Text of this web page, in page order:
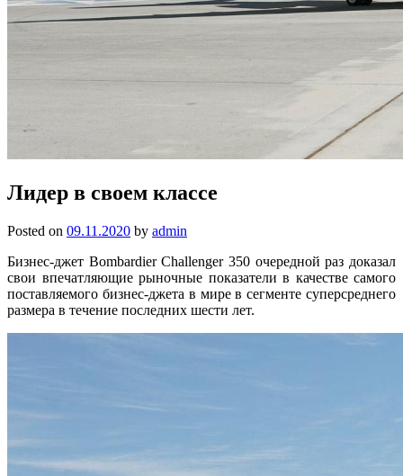
Лидер в своем классе
Posted on 09.11.2020 by admin
Бизнес-джет Bombardier Challenger 350 очередной раз доказал
свои впечатляющие рыночные показатели в качестве самого
поставляемого бизнес-джета в мире в сегменте суперсреднего
размера в течение последних шести лет.